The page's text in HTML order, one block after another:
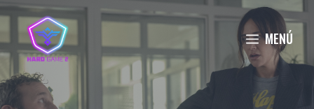
Saltar
contenido
MENÚ